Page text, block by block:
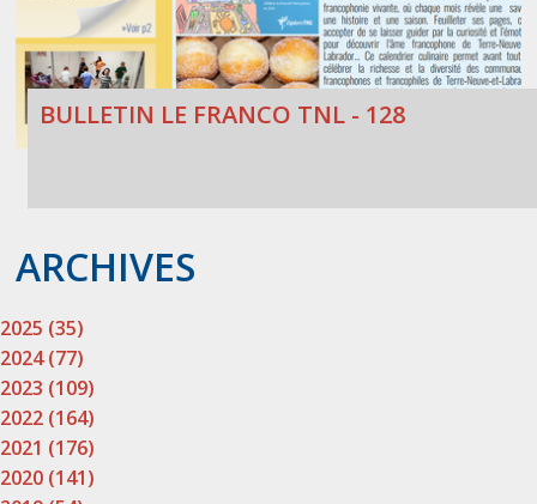
BULLETIN LE FRANCO TNL - 128
ARCHIVES
2025 (35)
2024 (77)
2023 (109)
2022 (164)
2021 (176)
2020 (141)